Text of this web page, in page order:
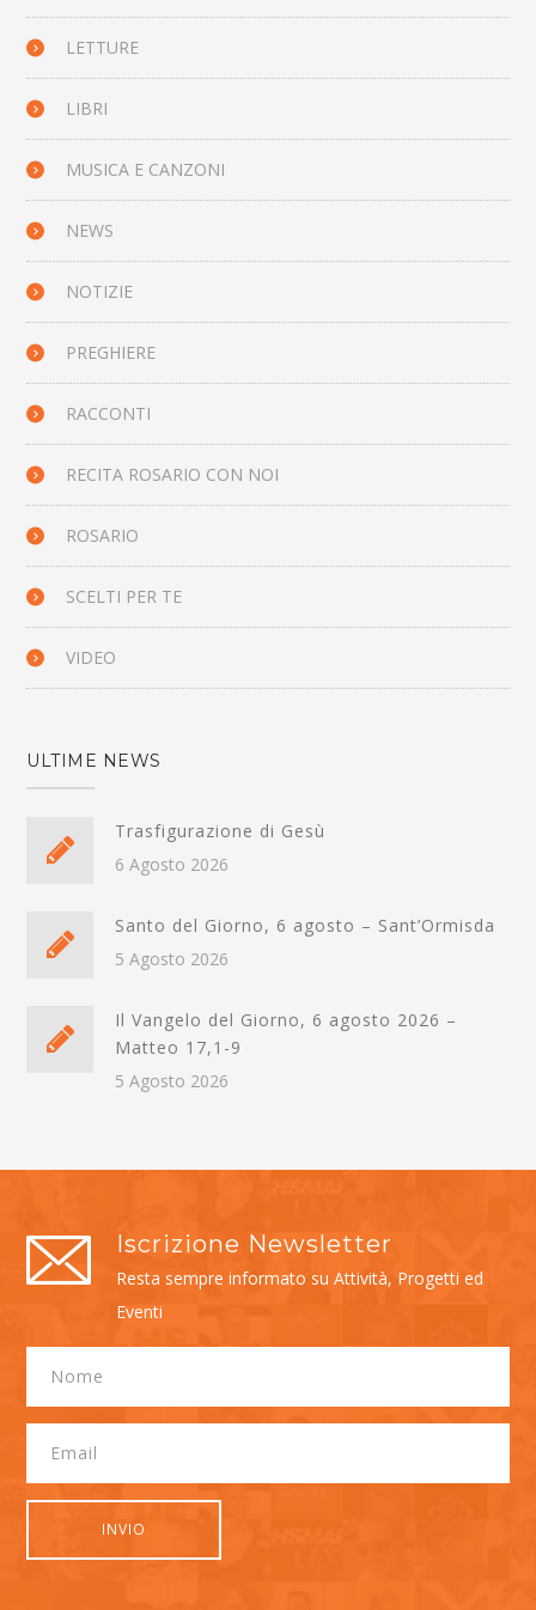
LETTURE
LIBRI
MUSICA E CANZONI
NEWS
NOTIZIE
PREGHIERE
RACCONTI
RECITA ROSARIO CON NOI
ROSARIO
SCELTI PER TE
VIDEO
ULTIME NEWS
Trasfigurazione di Gesù
6 Agosto 2026
Santo del Giorno, 6 agosto – Sant’Ormisda
5 Agosto 2026
Il Vangelo del Giorno, 6 agosto 2026 –
Matteo 17,1-9
5 Agosto 2026
Iscrizione Newsletter
Resta sempre informato su Attività, Progetti ed
Eventi